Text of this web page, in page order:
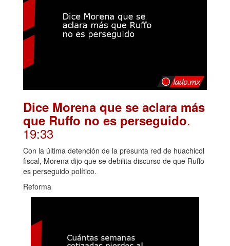
Dice Morena que se aclara más
que Ruffo no es perseguido.
19:33
Con la última detención de la presunta red de huachicol
fiscal, Morena dijo que se debilita discurso de que Ruffo
es perseguido político.
Reforma